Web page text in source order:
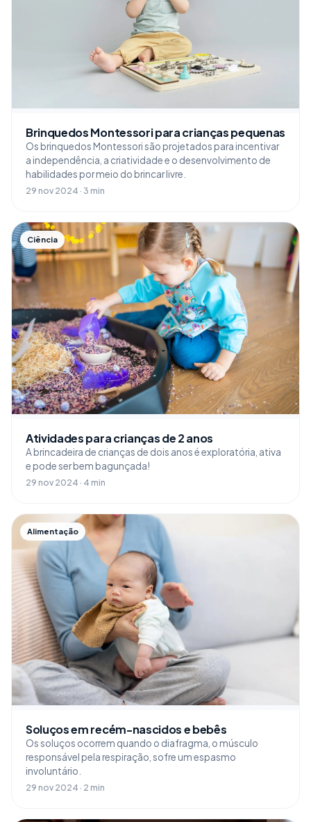
Brinquedos Montessori para crianças pequenas
Os brinquedos Montessori são projetados para incentivar
a independência, a criatividade e o desenvolvimento de
habilidades por meio do brincar livre.
29 nov 2024 · 3 min
Ciência
Atividades para crianças de 2 anos
A brincadeira de crianças de dois anos é exploratória, ativa
e pode ser bem bagunçada!
29 nov 2024 · 4 min
Alimentação
Soluços em recém-nascidos e bebês
Os soluços ocorrem quando o diafragma, o músculo
responsável pela respiração, sofre um espasmo
involuntário.
29 nov 2024 · 2 min